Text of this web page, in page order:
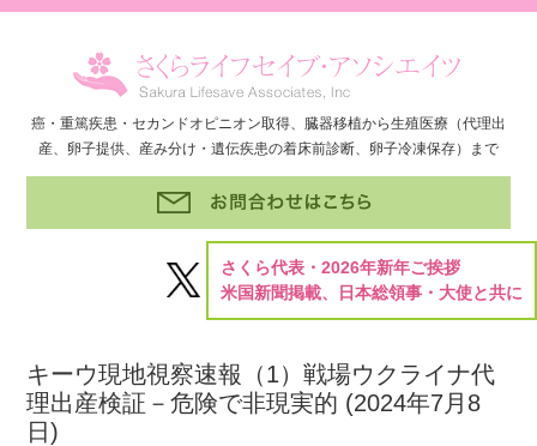
癌・重篤疾患・セカンドオピニオン取得、臓器移植から生殖医療（代理出
産、卵子提供、産み分け・遺伝疾患の着床前診断、卵子冷凍保存）まで
さくら代表・2026年新年ご挨拶
米国新聞掲載、日本総領事・大使と共に
キーウ現地視察速報（1）戦場ウクライナ代
理出産検証－危険で非現実的 (2024年7月8
日)